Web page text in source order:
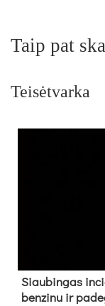
Taip pat
Teisėtvarka
Siau­bin­gas
ben­zi­nu ir